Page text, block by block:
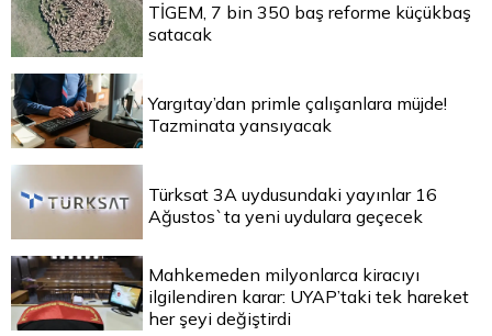
TİGEM, 7 bin 350 baş reforme küçükbaş
satacak
Yargıtay’dan primle çalışanlara müjde!
Tazminata yansıyacak
Türksat 3A uydusundaki yayınlar 16
Ağustos`ta yeni uydulara geçecek
Mahkemeden milyonlarca kiracıyı
ilgilendiren karar: UYAP’taki tek hareket
her şeyi değiştirdi